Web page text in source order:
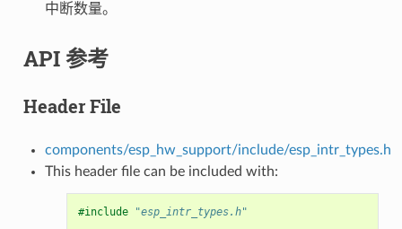
中断数量。
API 参考
Header File
components/esp_hw_support/include/esp_intr_types.h
This header file can be included with:
#include "esp_intr_types.h"